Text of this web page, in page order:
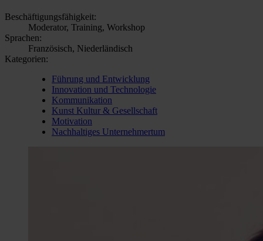
Beschäftigungsfähigkeit:
Moderator, Training, Workshop
Sprachen:
Französisch, Niederländisch
Kategorien:
Führung und Entwicklung
Innovation und Technologie
Kommunikation
Kunst Kultur & Gesellschaft
Motivation
Nachhaltiges Unternehmertum